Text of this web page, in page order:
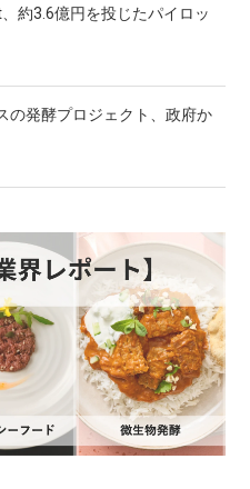
約3.6億円を投じたパイロッ
の発酵プロジェクト、政府か